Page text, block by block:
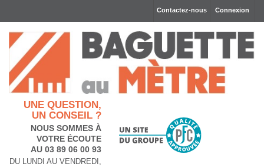
Connexion
Contactez-nous
UNE QUESTION,
UN CONSEIL ?
NOUS SOMMES À
VOTRE ÉCOUTE
AU 03 89 06 00 93
DU LUNDI AU VENDREDI,